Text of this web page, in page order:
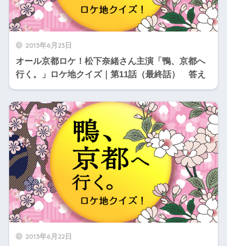
2013年6月23日
オール京都ロケ！松下奈緒さん主演「鴨、京都へ
行く。」ロケ地クイズ｜第11話（最終話） 答え
2013年6月22日